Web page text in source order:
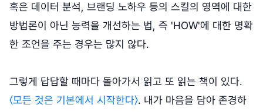
혹은 데이터 분석, 브랜딩 노하우 등의 스킬의 영역에 대한
방법론이 아닌 능력을 개선하는 법, 즉 'HOW'에 대한 명확
한 조언을 주는 경우는 많지 않다.
그렇게 답답할 때마다 돌아가서 읽고 또 읽는 책이 있다.
〈모든 것은 기본에서 시작한다〉. 내가 마음을 담아 존경하